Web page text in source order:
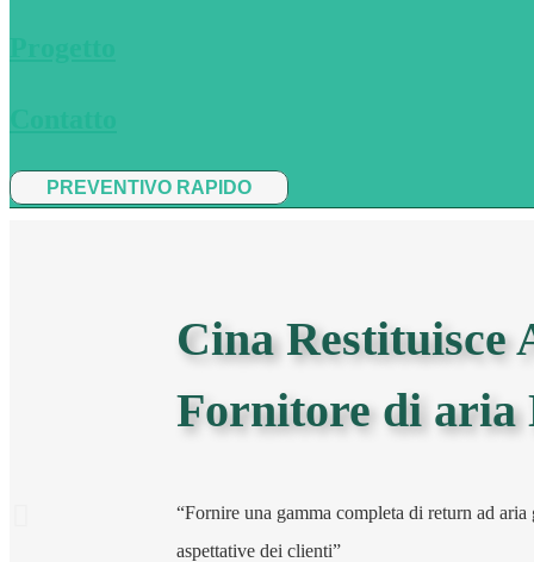
PREVENTIVO RAPIDO
Cina
Fornitore di aria
“Fornire una gamma completa di return ad
aspettative dei clienti”